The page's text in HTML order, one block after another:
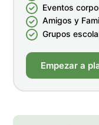
Eventos
Amigos y
Grupos
Empezar a